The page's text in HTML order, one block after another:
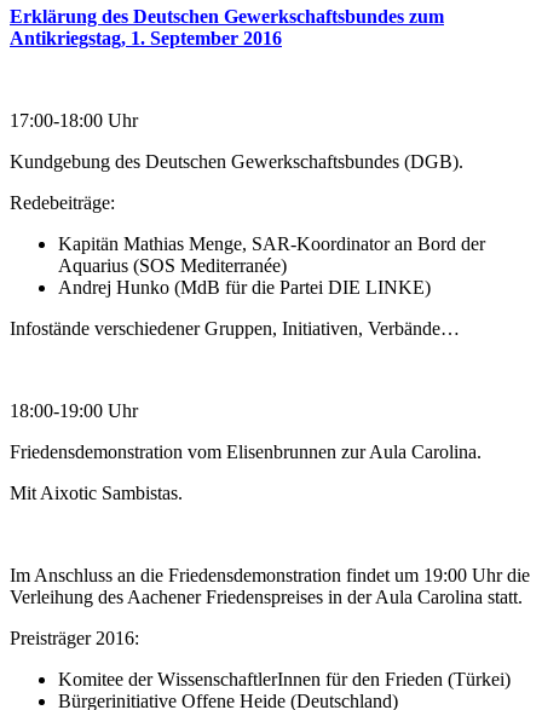
Erklärung des Deutschen Gewerkschaftsbundes zum
Antikriegstag, 1. September 2016
17:00-18:00 Uhr
Kundgebung des Deutschen Gewerkschaftsbundes (DGB).
Redebeiträge:
Kapitän Mathias Menge, SAR-Koordinator an Bord der
Aquarius (SOS Mediterranée)
Andrej Hunko (MdB für die Partei DIE LINKE)
Infostände verschiedener Gruppen, Initiativen, Verbände…
18:00-19:00 Uhr
Friedensdemonstration vom Elisenbrunnen zur Aula Carolina.
Mit Aixotic Sambistas.
Im Anschluss an die Friedensdemonstration findet um 19:00 Uhr die
Verleihung des Aachener Friedenspreises in der Aula Carolina statt.
Preisträger 2016:
Komitee der WissenschaftlerInnen für den Frieden (Türkei)
Bürgerinitiative Offene Heide (Deutschland)